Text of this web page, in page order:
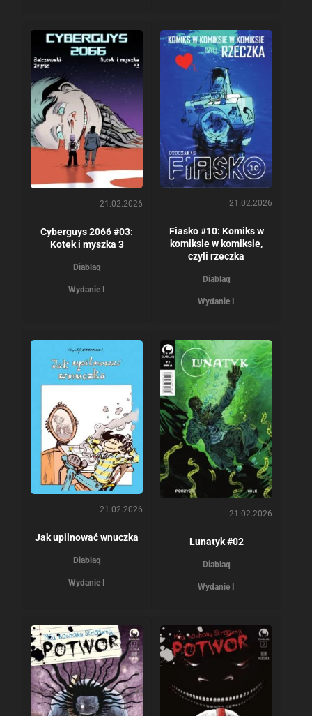
21.02.2026
Cyberguys 2066 #03:
Kotek i myszka 3
Diablaq
Wydanie I
21.02.2026
Fiasko #10: Komiks w
komiksie w komiksie,
czyli rzeczka
Diablaq
Wydanie I
21.02.2026
Jak upilnować wnuczka
Diablaq
Wydanie I
21.02.2026
Lunatyk #02
Diablaq
Wydanie I